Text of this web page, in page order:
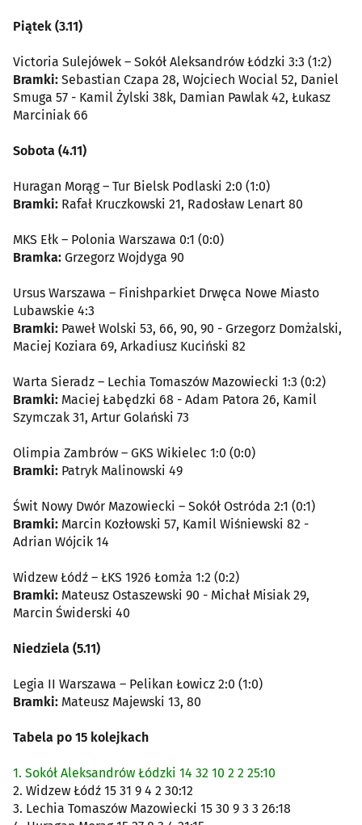
Piątek (3.11)
Victoria Sulejówek – Sokół Aleksandrów Łódzki 3:3 (1:2)
Bramki: Sebastian Czapa 28, Wojciech Wocial 52, Daniel
Smuga 57 - Kamil Żylski 38k, Damian Pawlak 42, Łukasz
Marciniak 66
Sobota (4.11)
Huragan Morąg – Tur Bielsk Podlaski 2:0 (1:0)
Bramki: Rafał Kruczkowski 21, Radosław Lenart 80
MKS Ełk – Polonia Warszawa 0:1 (0:0)
Bramka: Grzegorz Wojdyga 90
Ursus Warszawa – Finishparkiet Drwęca Nowe Miasto
Lubawskie 4:3
Bramki: Paweł Wolski 53, 66, 90, 90 - Grzegorz Domżalski,
Maciej Koziara 69, Arkadiusz Kuciński 82
Warta Sieradz – Lechia Tomaszów Mazowiecki 1:3 (0:2)
Bramki: Maciej Łabędzki 68 - Adam Patora 26, Kamil
Szymczak 31, Artur Golański 73
Olimpia Zambrów – GKS Wikielec 1:0 (0:0)
Bramki: Patryk Malinowski 49
Świt Nowy Dwór Mazowiecki – Sokół Ostróda 2:1 (0:1)
Bramki: Marcin Kozłowski 57, Kamil Wiśniewski 82 -
Adrian Wójcik 14
Widzew Łódź – ŁKS 1926 Łomża 1:2 (0:2)
Bramki: Mateusz Ostaszewski 90 - Michał Misiak 29,
Marcin Świderski 40
Niedziela (5.11)
Legia II Warszawa – Pelikan Łowicz 2:0 (1:0)
Bramki: Mateusz Majewski 13, 80
Tabela po 15 kolejkach
1. Sokół Aleksandrów Łódzki 14 32 10 2 2 25:10
2. Widzew Łódź 15 31 9 4 2 30:12
3. Lechia Tomaszów Mazowiecki 15 30 9 3 3 26:18